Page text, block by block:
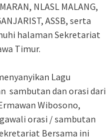
NLASL MALANG,
ASSB, serta
halaman Sekretariat
Timur.
Lagu
sambutan dan orasi dari
Wibosono,
orasi / sambutan
Bersama ini